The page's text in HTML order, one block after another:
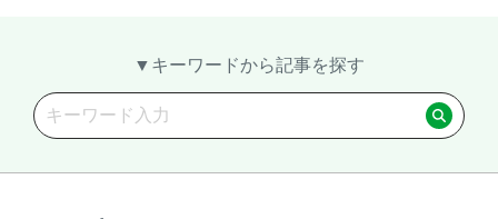
お問い合わせ
ショップ
▼キーワードから記事を探す